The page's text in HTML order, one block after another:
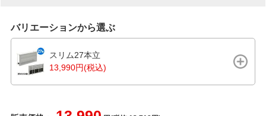
バリエーションから選ぶ
スリム27本立
13,990円(税込)